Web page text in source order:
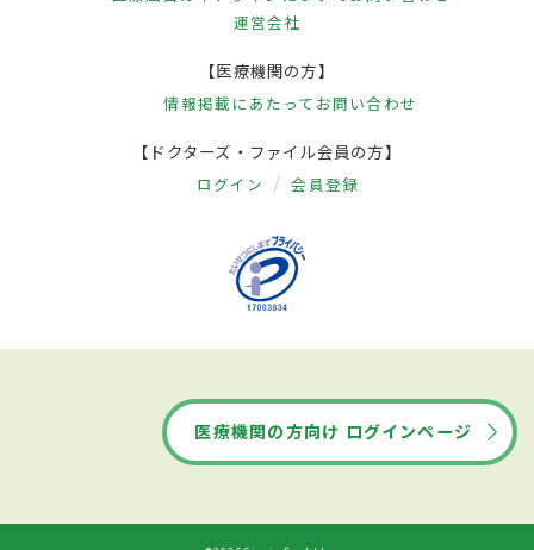
運営会社
【医療機関の方】
情報掲載にあたって お問い合わせ
【ドクターズ・ファイル会員の方】
ログイン 会員登録
医療機関の方向け ログインページ